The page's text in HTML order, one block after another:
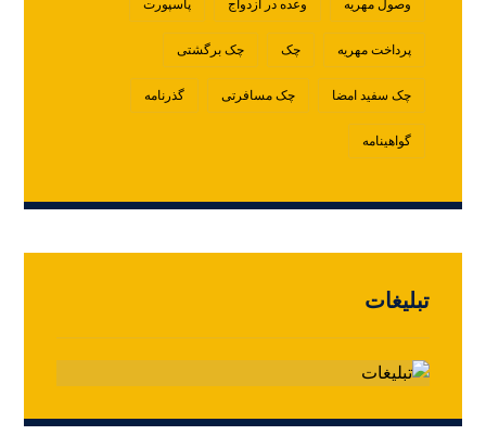
وصول مهریه وعده در ازدواج پاسپورت
پرداخت مهریه چک چک برگشتی
چک سفید امضا چک مسافرتی گذرنامه
گواهینامه
تبلیغات